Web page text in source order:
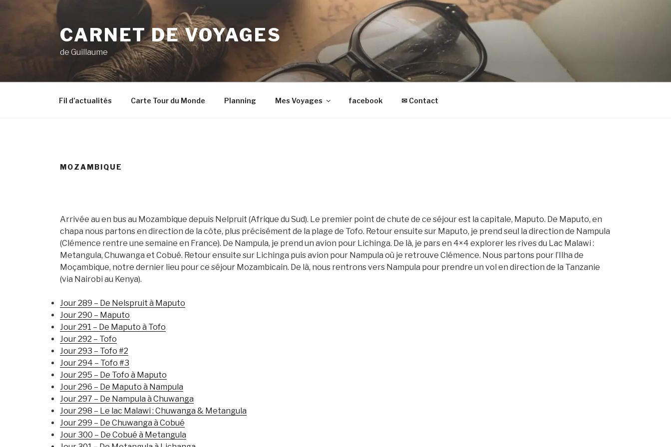
CARNET DE VOYAGES
de Guillaume
Fil d’actualités Carte Tour du Monde Planning Mes Voyages facebook ✉ Contact
MOZAMBIQUE
Arrivée au en bus au Mozambique depuis Nelpruit (Afrique du Sud). Le premier point de chute de ce séjour est la capitale, Maputo. De Maputo, en
chapa nous partons en direction de la côte, plus précisément de la plage de Tofo. Retour ensuite sur Maputo, je prend seul la direction de Nampula
(Clémence rentre une semaine en France). De Nampula, je prend un avion pour Lichinga. De là, je pars en 4×4 explorer les rives du Lac Malawi :
Metangula, Chuwanga et Cobué. Retour ensuite sur Lichinga puis avion pour Nampula où je retrouve Clémence. Nous partons pour l’Ilha de
Moçambique, notre dernier lieu pour ce séjour Mozambicain. De là, nous rentrons vers Nampula pour prendre un vol en direction de la Tanzanie
(via Nairobi au Kenya).
Jour 289 – De Nelspruit à Maputo
Jour 290 – Maputo
Jour 291 – De Maputo à Tofo
Jour 292 – Tofo
Jour 293 – Tofo #2
Jour 294 – Tofo #3
Jour 295 – De Tofo à Maputo
Jour 296 – De Maputo à Nampula
Jour 297 – De Nampula à Chuwanga
Jour 298 – Le lac Malawi : Chuwanga & Metangula
Jour 299 – De Chuwanga à Cobué
Jour 300 – De Cobué à Metangula